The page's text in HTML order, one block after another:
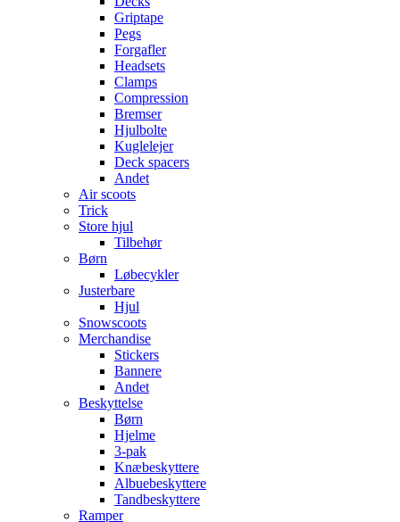
Griptape
Pegs
Forgafler
Headsets
Clamps
Compression
Bremser
Hjulbolte
Kuglelejer
Deck spacers
Andet
Air scoots
Trick
Store hjul
Tilbehør
Børn
Løbecykler
Justerbare
Hjul
Snowscoots
Merchandise
Stickers
Bannere
Andet
Beskyttelse
Børn
Hjelme
3-pak
Knæbeskyttere
Albuebeskyttere
Tandbeskyttere
Ramper